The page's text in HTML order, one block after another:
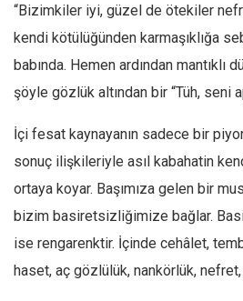
Barış Tarımcıoğlu
Ömer Kayani
Leyla Şerif Emin
Selçuk Türkyılmaz
Mehmet Ali Tekin
Amina S. Jenenkovic
“Bizimkiler iyi, güzel de ötekiler
kendi kötülüğünden karmaşıklığa
babında. Hemen ardından mantıklı
şöyle gözlük altından bir “Tüh, seni
İçi fesat kaynayanın sadece bir
sonuç ilişkileriyle asıl kabahatin
ortaya koyar. Başımıza gelen bir
bizim basiretsizliğimize bağlar.
ise rengarenktir. İçinde cehâlet,
haset, aç gözlülük, nankörlük,